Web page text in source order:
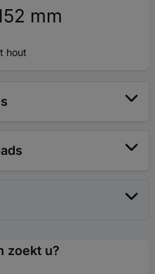
mm
hout
zoekt u?